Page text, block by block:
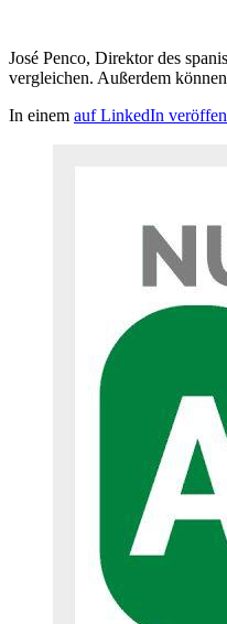
José Penco, Direktor des
vergleichen. Außerdem
In einem auf LinkedIn